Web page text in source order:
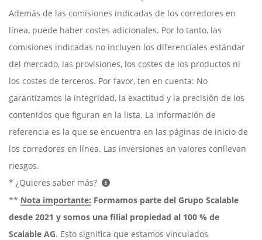
Además de las comisiones indicadas de los corredores en
línea, puede haber costes adicionales. Por lo tanto, las
comisiones indicadas no incluyen los diferenciales estándar
del mercado, las provisiones, los costes de los productos ni
los costes de terceros. Por favor, ten en cuenta: No
garantizamos la integridad, la exactitud y la precisión de los
contenidos que figuran en la lista. La información de
referencia es la que se encuentra en las páginas de inicio de
los corredores en línea. Las inversiones en valores conllevan
riesgos.
* ¿Quieres saber más?
** Nota importante: Formamos parte del Grupo Scalable
desde 2021 y somos una filial propiedad al 100 % de
Scalable AG. Esto significa que estamos vinculados